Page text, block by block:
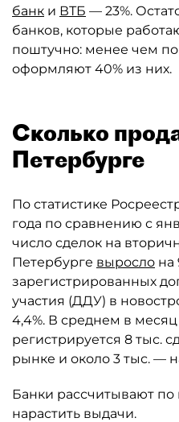
банк и ВТБ — 23%.
банков, которые
поштучно: менее чем
оформляют 40% из них.
Сколько
Петербурге
По статистике
года по сравнению с
число сделок на
Петербурге выросло на
зарегистрированных
участия (ДДУ) в
4,4%. В среднем в месяц
регистрируется 8 тыс.
рынке и около 3 тыс. —
Банки рассчитывают по
нарастить выдачи.